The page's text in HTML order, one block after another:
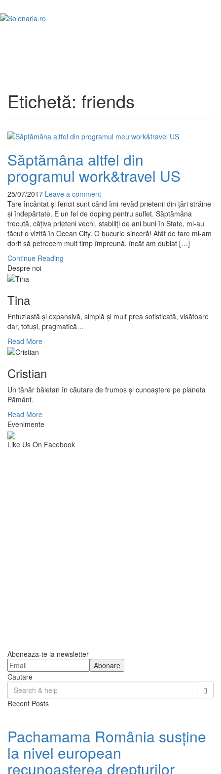
Etichetă: friends
Săptămâna altfel din
programul work&travel US
25/07/2017 Leave a comment
Tare încântat și fericit sunt când îmi revăd prietenii din țări străine
și îndepărtate. E un fel de doping pentru suflet. Săptămâna
trecută, câțiva prieteni vechi, stabiliți de ani buni în State, mi-au
făcut o vizită în Ocean City. O bucurie sinceră! Atât de tare mi-am
dorit să petrecem mult timp împreună, încât am dublat […]
Continue Reading
Despre noi
Tina
Entuziastă şi expansivă, simplă şi mult prea sofisticată, visătoare
dar, totuşi, pragmatică…
Read More
Cristian
Un tânăr băietan în căutare de frumos și cunoaștere pe planeta
Pământ.
Read More
Evenimente
Like Us On Facebook
Aboneaza-te la newsletter
Cautare
Search
for:
Recent Posts
Pachamama România susține
la nivel european
recunoașterea drepturilor